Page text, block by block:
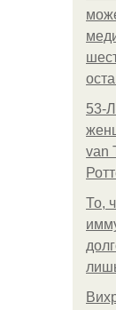
53-
van
То,